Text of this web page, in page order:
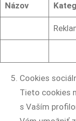
Názov
Cookies
Tieto cookies
s Vaším